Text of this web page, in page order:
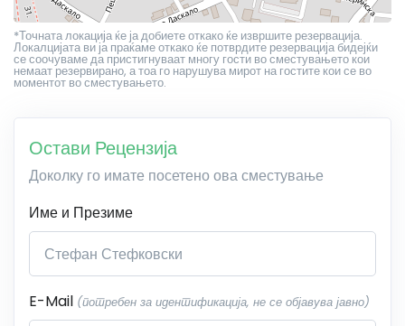
*Точната локација ќе ја добиете откако ќе извршите резервација.
Локалцијата ви ја праќаме откако ќе потврдите резервација бидејќи
се соочуваме да пристигнуваат многу гости во сместувањето кои
немаат резервирано, а тоа го нарушува мирот на гостите кои се во
моментот во сместувањето.
Остави Рецензија
Доколку го имате посетено ова сместување
Име и Презиме
E-Mail (потребен за идентификација, не се објавува јавно)